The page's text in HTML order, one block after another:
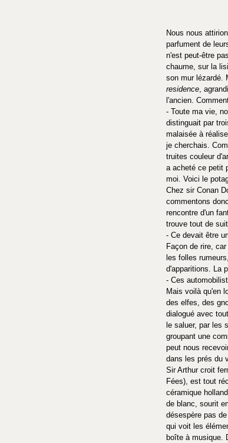
Nous nous
parfument de
n'est peut-être
chaume, sur la
son mur lézardé.
residence,
l'ancien.
- Toute ma vie,
distinguait par
malaisée à
je cherchais.
truites couleur
a acheté ce petit
moi. Voici le
Chez sir Conan
commentons
rencontre d'un
trouve tout de
- Ce devait être
Façon de rire,
les folles
d'apparitions. La
- Ces
Mais voilà qu'en
des elfes, des
dialogué avec
le saluer, par les
groupant une
peut nous
dans les prés du
Sir Arthur croit
Fées), est tout
céramique
de blanc, sourit
désespère pas
qui voit les
boîte à musique.